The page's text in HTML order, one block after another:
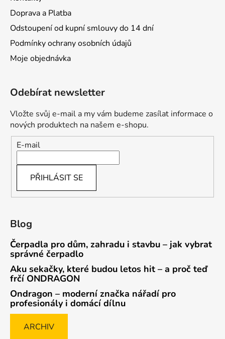
Doprava a Platba
Odstoupení od kupní smlouvy do 14 dní
Podmínky ochrany osobních údajů
Moje objednávka
Odebírat newsletter
Vložte svůj e-mail a my vám budeme zasílat informace o
nových produktech na našem e-shopu.
E-mail
PŘIHLÁSIT SE
Blog
Čerpadla pro dům, zahradu i stavbu – jak vybrat
správné čerpadlo
Aku sekačky, které budou letos hit – a proč teď
frčí ONDRAGON
Ondragon – moderní značka nářadí pro
profesionály i domácí dílnu
ARCHIV